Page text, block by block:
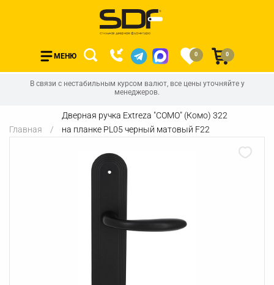
МЕНЮ 0 0
В связи с нестабильным курсом валют, все цены уточняйте у
менеджеров.
Главная
Дверная ручка Extreza "COMO" (Комо) 322
на планке PL05 черный матовый F22